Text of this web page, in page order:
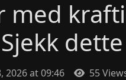
med
2026 at 09:46 55